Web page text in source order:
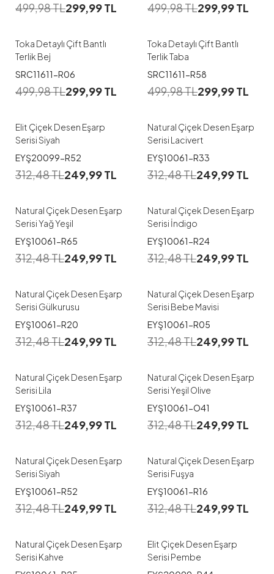
499,98TL299,99TL 499,98TL299,99TL
36 37 38 39 40
Toka Detaylı Çift Bantlı
Terlik Bej
SRC11611-R06
499,98TL299,99TL
36 37 38 39 40
Toka Detaylı Çift Bantlı
Terlik Taba
SRC11611-R58
499,98TL299,99TL
Elit Çiçek Desen Eşarp
Serisi Siyah
EYŞ20099-R52
312,48TL249,99TL
Natural Çiçek Desen Eşarp
Serisi Lacivert
EYŞ10061-R33
312,48TL249,99TL
Natural Çiçek Desen Eşarp
Serisi Yağ Yeşil
EYŞ10061-R65
312,48TL249,99TL
Natural Çiçek Desen Eşarp
Serisi İndigo
EYŞ10061-R24
312,48TL249,99TL
Natural Çiçek Desen Eşarp
Serisi Gülkurusu
EYŞ10061-R20
312,48TL249,99TL
Natural Çiçek Desen Eşarp
Serisi Bebe Mavisi
EYŞ10061-R05
312,48TL249,99TL
Natural Çiçek Desen Eşarp
Serisi Lila
EYŞ10061-R37
312,48TL249,99TL
Natural Çiçek Desen Eşarp
Serisi Yeşil Olive
EYŞ10061-O41
312,48TL249,99TL
Natural Çiçek Desen Eşarp
Serisi Siyah
EYŞ10061-R52
312,48TL249,99TL
Natural Çiçek Desen Eşarp
Serisi Fuşya
EYŞ10061-R16
312,48TL249,99TL
Natural Çiçek Desen Eşarp
Serisi Kahve
Elit Çiçek Desen Eşarp
Serisi Pembe